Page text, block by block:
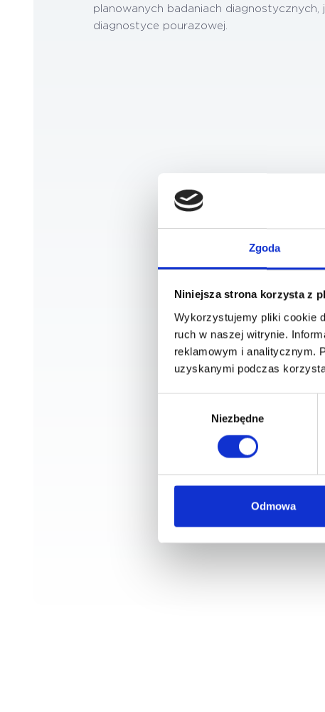
Zgoda
Niniejsza strona korzysta z
Wykorzystujemy pliki cookie
ruch w naszej witrynie.
reklamowym i analitycznym.
uzyskanymi podczas
Niezbędne
Odmowa
planowanych badaniach diagnostycznych,
diagnostyce pourazowej.